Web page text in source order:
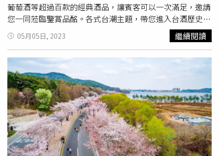
瑰為靈感，將檸檬乳酪巧克力甘納許化作絲滑花瓣，層層包
裹酸甜的草莓冰淇淋，四周佐以抹茶海綿蛋糕與點綴少許新
鮮草莓切片，營造以掌心玫瑰為中心的花園意象，一匙入
口，交織濃郁香氣與鮮甜滋味，在味蕾逐層綻放，由外到內
的甜蜜讓人沉迷，捧在手心的意象更適合獻給心中呵護的對
象。即日起，掌心玫瑰於哈根達斯全台直營門市、線上官方
商店、LINE禮物販售，原價429元，冬日嘗鮮體驗價399
元，線上官方商店亦推出兩入組合798元；此外，自12/5
起，哈根達斯更於台北敦南旗艦店打造一面浪漫應景的愛心
玫瑰櫥窗，將門市化作最美街頭打卡熱點。WAT今年帶來九
宮格戳戳樂2.0版的「聖誕限定！敲敲門驚喜禮盒」，有季
節限定小SHOTS與品牌大獎隨機加碼送。（圖／WAT提供）
而WAT推出的「聖誕限定！敲敲門驚喜禮盒」，藏有5款風
葡萄酒等超過百款的經典酒品，讓賓客可以一次滿足，邀請
您一同蒞臨鑒賞品酩。各式台潮主題，帶您進入台酒歷史時
光隧道台潮灶咖釣酒瓶小遊戲，挑戰成功即可獲得酒廠精美
好禮。(圖片提供／台灣菸酒公司)此次台酒酒展的主題為
「台酒潮巷」，會場內塑造大眾熟悉的街道場景，其中包含
熱炒店、中藥行、西服店、雜貨店等日常隨處可見的店舖，
充滿濃郁的台灣特色，在每一間店舖可以體驗不一樣的有趣
互動遊戲，如台酒柑仔店的戳戳樂，再搭配台味餐飲區，提
供各式以酒入菜的經典台菜好滋味，讓人霎時有種時光倒流
的感覺。現場不僅可以品嚐到各式經典酒款及酒款衍生出的
特色調酒，更在展期5/5(五)至5/7(日)的15:00-17:00時段規
劃了HappyHour的「$199嗨啤TIME」，只要一百九十九元
便可以享受指定酒款無限喝到飽，此活動為限時限量，非常
05月05日, 2023 繼續閱讀